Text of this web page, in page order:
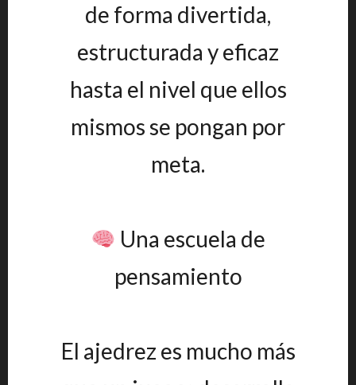
de forma divertida,
estructurada y eficaz
hasta el nivel que ellos
mismos se pongan por
meta.
Una escuela de
pensamiento
El ajedrez es mucho más